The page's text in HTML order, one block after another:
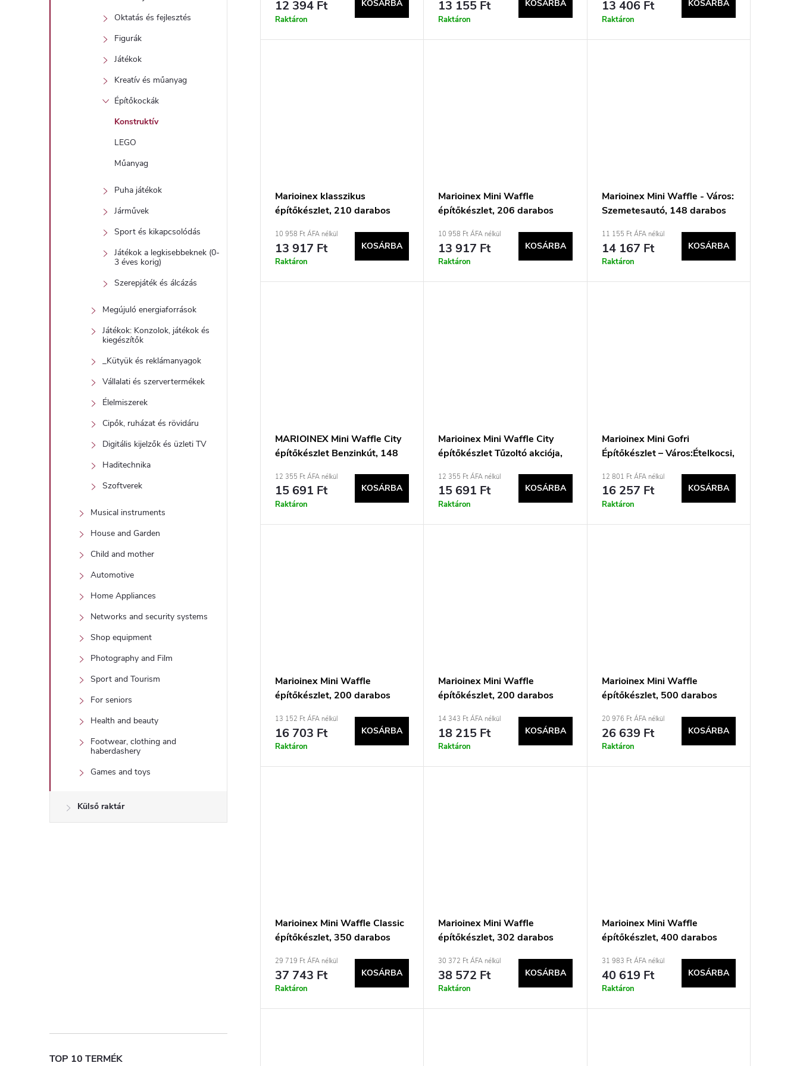
Oktatás és fejlesztés
Figurák
Játékok
Kreatív és műanyag
Építőkockák
Konstruktív
LEGO
Műanyag
Puha játékok
Járművek
Sport és kikapcsolódás
Játékok a legkisebbeknek (0-
3 éves korig)
Szerepjáték és álcázás
Megújuló energiaforrások
Játékok: Konzolok, játékok és
kiegészítők
_Kütyük és reklámanyagok
Vállalati és szervertermékek
Élelmiszerek
Cipők, ruházat és rövidáru
Digitális kijelzők és üzleti TV
Haditechnika
Szoftverek
Musical instruments
House and Garden
Child and mother
Automotive
Home Appliances
Networks and security systems
Shop equipment
Photography and Film
Sport and Tourism
For seniors
Health and beauty
Footwear, clothing and
haberdashery
Games and toys
Külső raktár
TOP 10 TERMÉK
12 394 Ft
Raktáron
KOSÁRBA 13 155 Ft
Raktáron
KOSÁRBA 13 406 Ft
Raktáron
KOSÁRBA
Marioinex klasszikus
építőkészlet, 210 darabos
10 958 Ft ÁFA nélkül
13 917 Ft
Raktáron
KOSÁRBA
Marioinex Mini Waffle
építőkészlet, 206 darabos
10 958 Ft ÁFA nélkül
13 917 Ft
Raktáron
KOSÁRBA
Marioinex Mini Waffle - Város:
Szemetesautó, 148 darabos
11 155 Ft ÁFA nélkül
14 167 Ft
Raktáron
KOSÁRBA
MARIOINEX Mini Waffle City
építőkészlet Benzinkút, 148
12 355 Ft ÁFA nélkül
15 691 Ft
Raktáron
KOSÁRBA
Marioinex Mini Waffle City
építőkészlet Tűzoltó akciója,
12 355 Ft ÁFA nélkül
15 691 Ft
Raktáron
KOSÁRBA
Marioinex Mini Gofri
Építőkészlet – Város:Ételkocsi,
12 801 Ft ÁFA nélkül
16 257 Ft
Raktáron
KOSÁRBA
Marioinex Mini Waffle
építőkészlet, 200 darabos
13 152 Ft ÁFA nélkül
16 703 Ft
Raktáron
KOSÁRBA
Marioinex Mini Waffle
építőkészlet, 200 darabos
14 343 Ft ÁFA nélkül
18 215 Ft
Raktáron
KOSÁRBA
Marioinex Mini Waffle
építőkészlet, 500 darabos
20 976 Ft ÁFA nélkül
26 639 Ft
Raktáron
KOSÁRBA
Marioinex Mini Waffle Classic
építőkészlet, 350 darabos
29 719 Ft ÁFA nélkül
37 743 Ft
Raktáron
KOSÁRBA
Marioinex Mini Waffle
építőkészlet, 302 darabos
30 372 Ft ÁFA nélkül
38 572 Ft
Raktáron
KOSÁRBA
Marioinex Mini Waffle
építőkészlet, 400 darabos
31 983 Ft ÁFA nélkül
40 619 Ft
Raktáron
KOSÁRBA